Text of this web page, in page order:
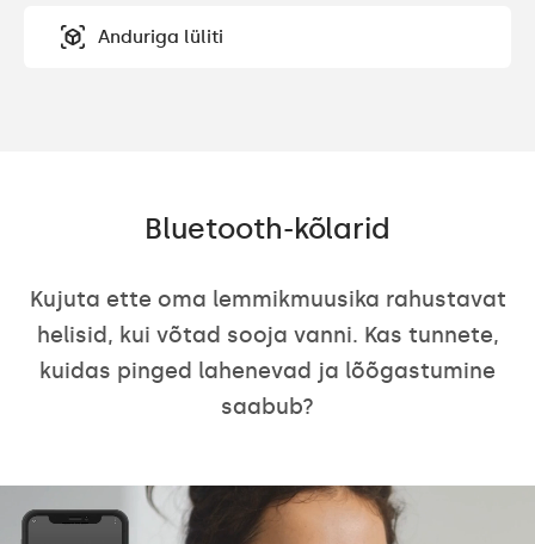
Anduriga lüliti
Bluetooth-kõlarid
Kujuta ette oma lemmikmuusika rahustavat
helisid, kui võtad sooja vanni. Kas tunnete,
kuidas pinged lahenevad ja lõõgastumine
saabub?